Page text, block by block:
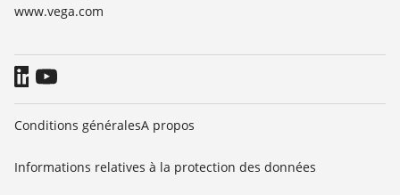
www.vega.com
Conditions généralesA propos
Informations relatives à la protection des données